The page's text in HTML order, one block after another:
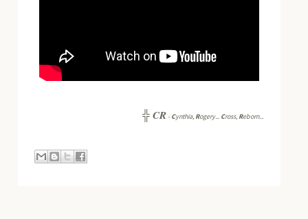
╬CR -Cynthia, Rogery... Cross, Reborn...